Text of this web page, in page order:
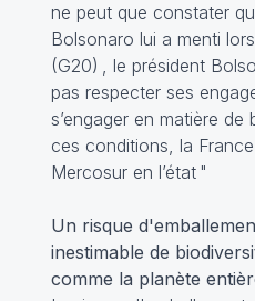
ne peut que constater
Bolsonaro lui a menti
(G20) , le président
pas respecter ses
s’engager en matière de
ces conditions, la
Mercosur en l’état "
Un risque
inestimable de
comme la planète